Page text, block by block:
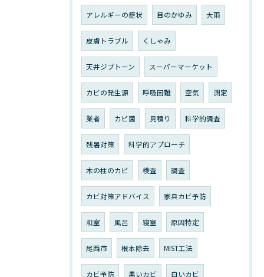
アレルギーの症状 目のかゆみ 大雨
皮膚トラブル くしゃみ
天井ジプトーン スーパーマーケット
カビの発生源 呼吸困難 空気 測定
業者 カビ菌 見積り 科学的調査
残暑対策 科学的アプローチ
木の柱のカビ 検査 調査
カビ対策アドバイス 家具カビ予防
和室 風呂 寝室 原因特定
尾西市 根本除去 MIST工法
カビ予防 黒いカビ 白いカビ